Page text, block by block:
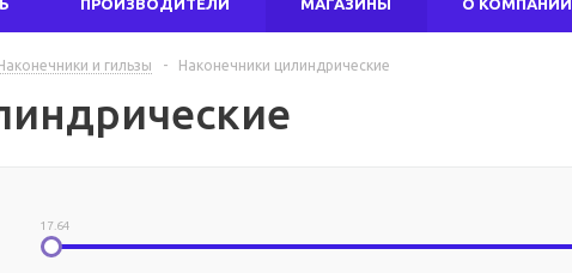
ПРОИЗВОДИТЕЛИ МАГАЗИНЫ О КОМПАНИИ
и гильзы - Наконечники цилиндрические
17.64